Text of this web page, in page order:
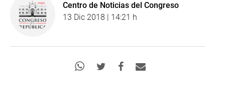
Centro de Noticias del Congreso
13 Dic 2018 | 14:21 h